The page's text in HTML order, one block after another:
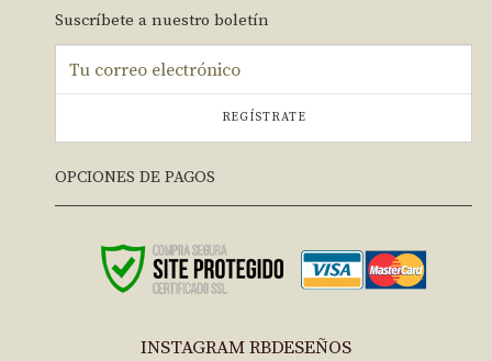
Suscríbete a nuestro boletín
REGÍSTRATE
OPCIONES DE PAGOS
INSTAGRAM RBDESEÑOS